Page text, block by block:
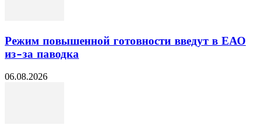
Режим повышенной готовности введут в ЕАО
из-за паводка
06.08.2026